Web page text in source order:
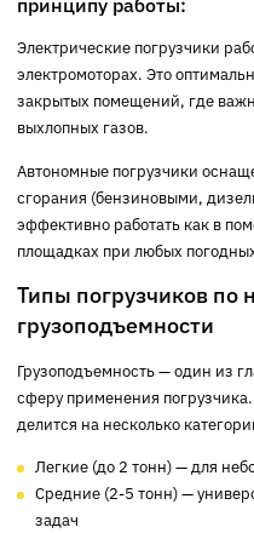
Электрические погрузчики
электромоторах. Это
закрытых помещений, где
выхлопных газов.
Автономные погрузчики
сгорания (бензиновыми,
эффективно работать как в
площадках при любых
Типы погрузчиков по
грузоподъемности
Грузоподъемность — один из
сферу применения
делится на несколько
Легкие (до 2 тонн) — для
Средние (2-5 тонн) —
задач